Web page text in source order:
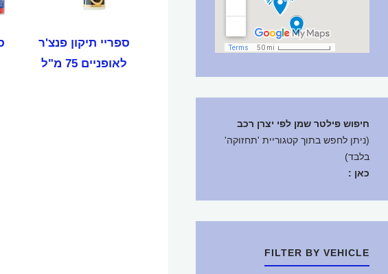
ספריי תיקון פנצ'ר
לאופניים 75 מ"ל
חיפוש פילטר שמן לפי יצרן רכב
(ניתן לחפש בתוך קטגוריית 'תחזוקה'
בלבד)
כאן :
FILTER BY VEHICLE